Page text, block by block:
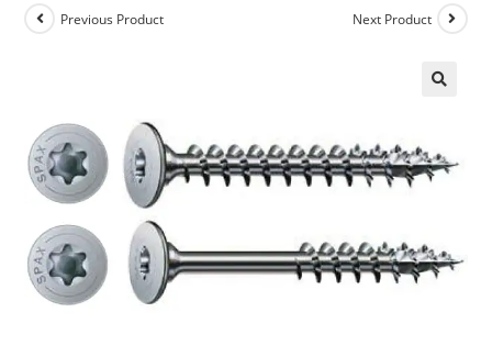
Previous Product Next Product